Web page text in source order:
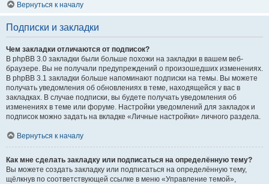
Вернуться к началу
Подписки и закладки
Чем закладки отличаются от подписок?
В phpBB 3.0 закладки были больше похожи на закладки в вашем веб-
браузере. Вы не получали предупреждений о произошедших изменениях.
В phpBB 3.1 закладки больше напоминают подписки на темы. Вы можете
получать уведомления об обновлениях в теме, находящейся у вас в
закладках. В случае подписки, вы будете получать уведомления об
изменениях в теме или форуме. Настройки уведомлений для закладок и
подписок можно задать на вкладке «Личные настройки» личного раздела.
Вернуться к началу
Как мне сделать закладку или подписаться на определённую тему?
Вы можете создать закладку или подписаться на определённую тему,
щёлкнув по соответствующей ссылке в меню «Управление темой»,